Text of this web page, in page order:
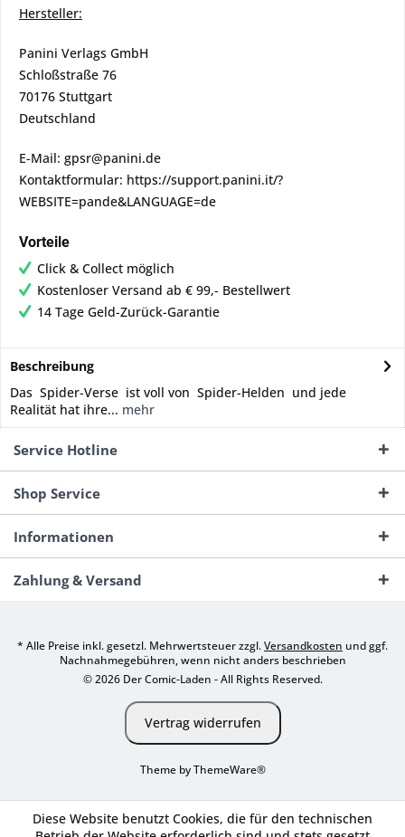
Hersteller:
Panini Verlags GmbH
Schloßstraße 76
70176 Stuttgart
Deutschland
E-Mail: gpsr@panini.de
Kontaktformular: https://support.panini.it/?
WEBSITE=pande&LANGUAGE=de
Vorteile
Click & Collect möglich
Kostenloser Versand ab € 99,- Bestellwert
14 Tage Geld-Zurück-Garantie
Beschreibung
Das Spider-Verse ist voll von Spider-Helden und jede
Realität hat ihre... mehr
Service Hotline
Shop Service
Informationen
Zahlung & Versand
* Alle Preise inkl. gesetzl. Mehrwertsteuer zzgl.Versandkosten und ggf.
Nachnahmegebühren, wenn nicht anders beschrieben
© 2026 Der Comic-Laden - All Rights Reserved.
Vertrag widerrufen
Theme byThemeWare®
Diese Website benutzt Cookies, die für den technischen